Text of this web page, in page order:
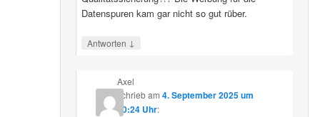
Datenspuren kam gar nicht so gut rüber.
Antworten ↓
Axel
schriebam 4. September 2025 um
10:24 Uhr: